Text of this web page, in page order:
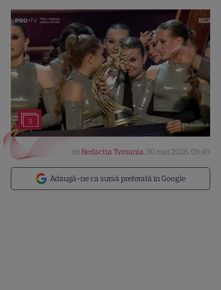
5
Adaugă-ne ca sursă preferată în Google
deRedactia Tvmania, 30 mai 2026, 09:49